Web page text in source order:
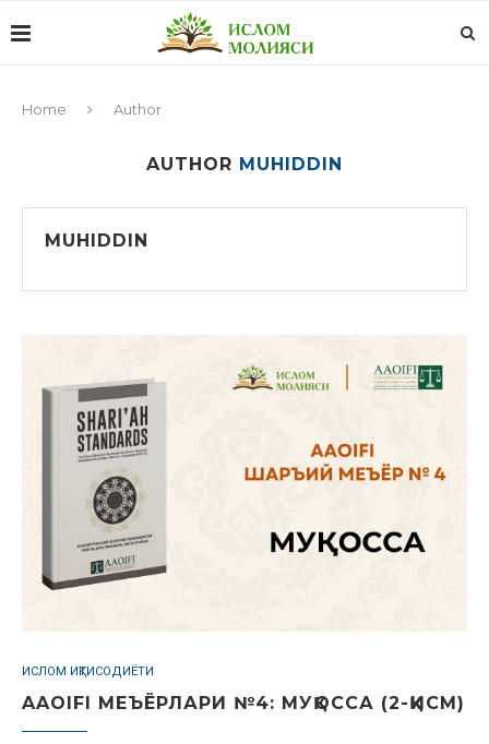
Home Author
AUTHOR MUHIDDIN
MUHIDDIN
ИСЛОМ ИҚТИСОДИЁТИ
AAOIFI МЕЪЁРЛАРИ №4: МУҚОССА (2-ҚИСМ)